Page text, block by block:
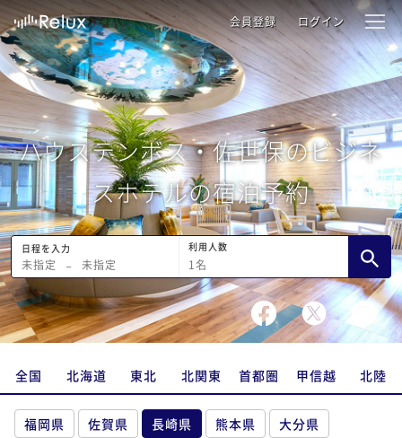
会員登録 ログイン
ハウステンボス・佐世保のビジネ
スホテルの宿泊予約
日程を入力
未指定 − 未指定
利用人数
1 名
全国 北海道 東北 北関東 首都圏 甲信越 北陸
福岡県 佐賀県 長崎県 熊本県
大分県